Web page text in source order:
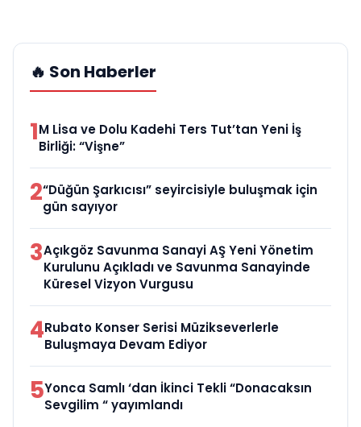
🔥 Son Haberler
1M Lisa ve Dolu Kadehi Ters Tut’tan Yeni İş
Birliği: “Vişne”
2“Düğün Şarkıcısı” seyircisiyle buluşmak için
gün sayıyor
3Açıkgöz Savunma Sanayi AŞ Yeni Yönetim
Kurulunu Açıkladı ve Savunma Sanayinde
Küresel Vizyon Vurgusu
4Rubato Konser Serisi Müzikseverlerle
Buluşmaya Devam Ediyor
5Yonca Samlı ‘dan İkinci Tekli “Donacaksın
Sevgilim “ yayımlandı